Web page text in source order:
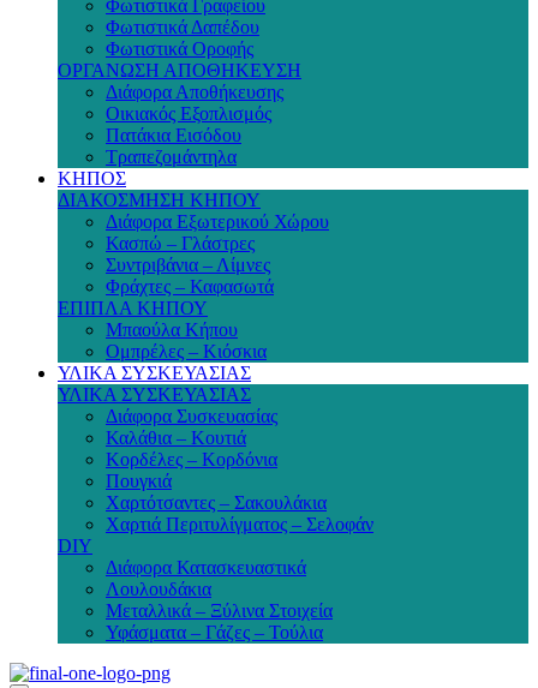
Φωτιστικά Γραφείου
Φωτιστικά Δαπέδου
Φωτιστικά Οροφής
ΟΡΓΑΝΩΣΗ ΑΠΟΘΗΚΕΥΣΗ
Διάφορα Αποθήκευσης
Οικιακός Εξοπλισμός
Πατάκια Εισόδου
Τραπεζομάντηλα
ΚΗΠΟΣ
ΔΙΑΚΟΣΜΗΣΗ ΚΗΠΟΥ
Διάφορα Εξωτερικού Χώρου
Κασπώ – Γλάστρες
Συντριβάνια – Λίμνες
Φράχτες – Καφασωτά
ΕΠΙΠΛΑ ΚΗΠΟΥ
Μπαούλα Κήπου
Ομπρέλες – Κιόσκια
ΥΛΙΚΑ ΣΥΣΚΕΥΑΣΙΑΣ
ΥΛΙΚΑ ΣΥΣΚΕΥΑΣΙΑΣ
Διάφορα Συσκευασίας
Καλάθια – Κουτιά
Κορδέλες – Κορδόνια
Πουγκιά
Χαρτότσαντες – Σακουλάκια
Χαρτιά Περιτυλίγματος – Σελοφάν
DIY
Διάφορα Κατασκευαστικά
Λουλουδάκια
Μεταλλικά – Ξύλινα Στοιχεία
Υφάσματα – Γάζες – Τούλια